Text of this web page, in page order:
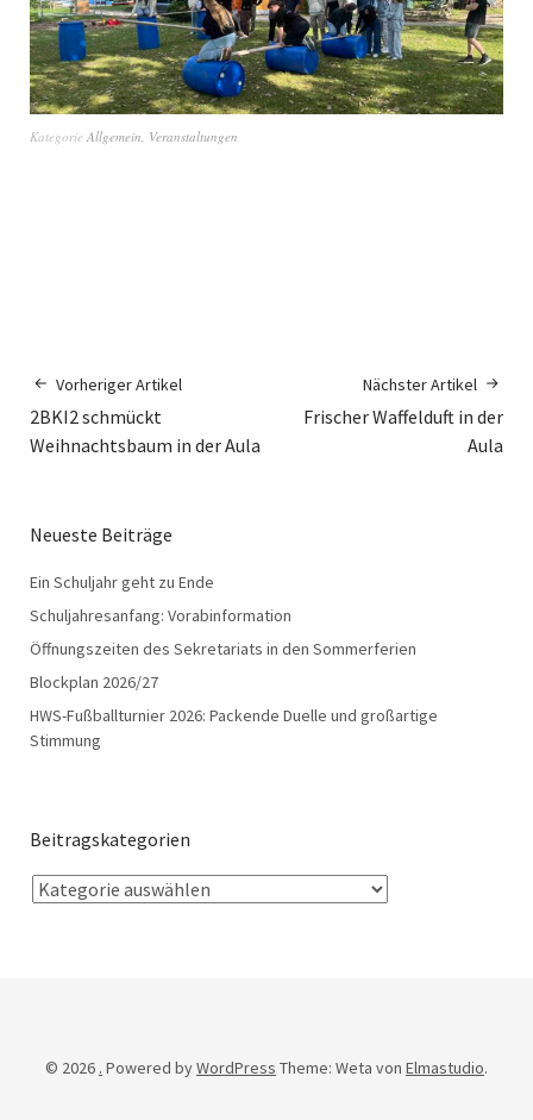
Kategorie Allgemein Veranstaltungen
Vorheriger Artikel
2BKI2 schmückt
Weihnachtsbaum in der Aula
Nächster Artikel
Frischer Waffelduft in der
Aula
Neueste Beiträge
Ein Schuljahr geht zu Ende
Schuljahresanfang: Vorabinformation
Öffnungszeiten des Sekretariats in den Sommerferien
Blockplan 2026/27
HWS-Fußballturnier 2026: Packende Duelle und großartige
Stimmung
Beitragskategorien
© 2026 . Powered byWordPress Theme: Weta von Elmastudio.